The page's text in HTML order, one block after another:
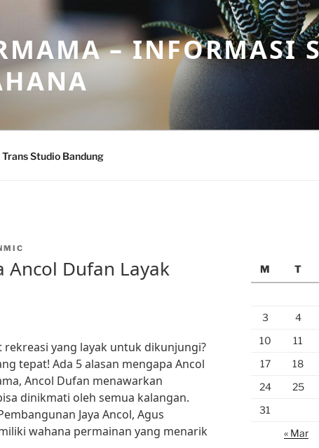
– INFORMASI
Trans Studio Bandung
Ancol Dufan Layak
yang layak untuk dikunjungi?
tepat! Ada 5 alasan mengapa Ancol
Ancol Dufan menawarkan
dinikmati oleh semua kalangan.
Jaya Ancol, Agus
wahana permainan yang menarik
M
T
3
4
10
11
17
18
24
25
31
« Mar